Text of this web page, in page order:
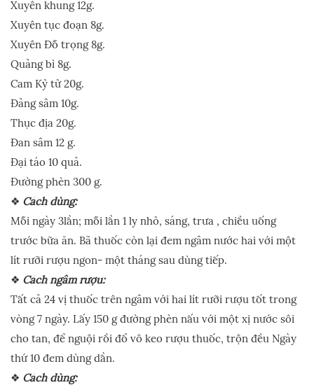
Xuyên khung 12g.
Xuyên tục đoạn 8g.
Xuyên Đỗ trọng 8g.
Quảng bì 8g.
Cam Kỷ tử 20g.
Đảng sâm 10g.
Thục địa 20g.
Đan sâm 12 g.
Đại táo 10 quả.
Đường phèn 300 g.
❖ Cách dùng:
Mỗi ngày 3lần; mỗi lần 1 ly nhỏ, sáng, trưa , chiều uống
trước bữa ăn. Bã thuốc còn lại đem ngâm nước hai với một
lít rưỡi rượu ngon- một tháng sau dùng tiếp.
❖ Cách ngâm rượu:
Tất cả 24 vị thuốc trên ngâm với hai lít rưỡi rượu tốt trong
vòng 7 ngày. Lấy 150 g đường phèn nấu với một xị nước sôi
cho tan, để nguội rồi đổ vô keo rượu thuốc, trộn đều Ngày
thứ 10 đem dùng dần.
❖ Cách dùng: